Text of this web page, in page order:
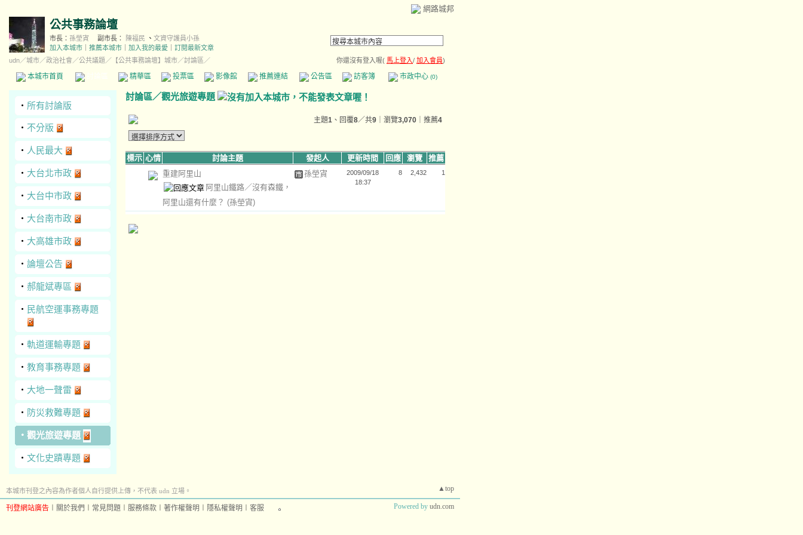
網路城邦
公共事務論壇
市長： 孫塋寊 副市長： 陳福民 、 文資守護員小孫
加入本城市
推薦本城市 加入我的最愛
訂閱最新文章
udn／城市／政治社會 ／公共議題 ／ 【公共事務論壇】城市／討論區／ 你還沒有登入喔( 馬上登入/ 加入會員)
本城市首頁 精華區 投票區 影像館 推薦連結 公告區 訪客簿 市政中心 (0)
‧ 所有討論版
‧ 不分版
‧ 人民最大
‧ 大台北市政
‧ 大台中市政
‧ 大台南市政
‧ 大高雄市政
‧ 論壇公告
‧ 郝龍斌專區
‧ 民航空運事務專題
‧ 軌道運輸專題
‧ 教育事務專題
‧ 大地一聲雷
‧ 防災救難專題
‧ 觀光旅遊專題
‧ 文化史蹟專題
討論區／觀光旅遊專題
主題1 、回覆8／共9 ｜瀏覽3,070 ｜推薦4
標示 心情 討論主題 發起人 更新時間 回應 瀏覽
推薦
重建阿里山
阿里山鐵路／沒有森鐵，
阿里山還有什麼？ (孫塋寊)
孫塋寊
2009/09/18
18:37
8 2,432 1
▲top
本城市刊登之內容為作者個人自行提供上傳，不代表 udn 立場。
刊登網站廣告 關於我們 常見問題 服務條款 著作權聲明 隱私權聲明 客服 Powered by udn.com